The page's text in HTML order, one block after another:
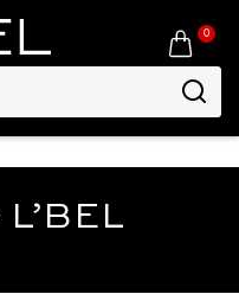
0
L’BEL